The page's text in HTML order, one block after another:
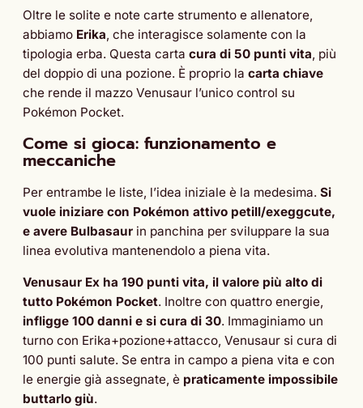
Oltre le solite e note carte strumento e allenatore,
abbiamo Erika, che interagisce solamente con la
tipologia erba. Questa carta cura di 50 punti vita, più
del doppio di una pozione. È proprio la carta chiave
che rende il mazzo Venusaur l’unico control su
Pokémon Pocket.
Come si gioca: funzionamento e
meccaniche
Per entrambe le liste, l’idea iniziale è la medesima. Si
vuole iniziare con Pokémon attivo petill/exeggcute,
e avere Bulbasaur in panchina per sviluppare la sua
linea evolutiva mantenendolo a piena vita.
Venusaur Ex ha 190 punti vita, il valore più alto di
tutto Pokémon Pocket. Inoltre con quattro energie,
infligge 100 danni e si cura di 30. Immaginiamo un
turno con Erika+pozione+attacco, Venusaur si cura di
100 punti salute. Se entra in campo a piena vita e con
le energie già assegnate, è praticamente impossibile
buttarlo giù.